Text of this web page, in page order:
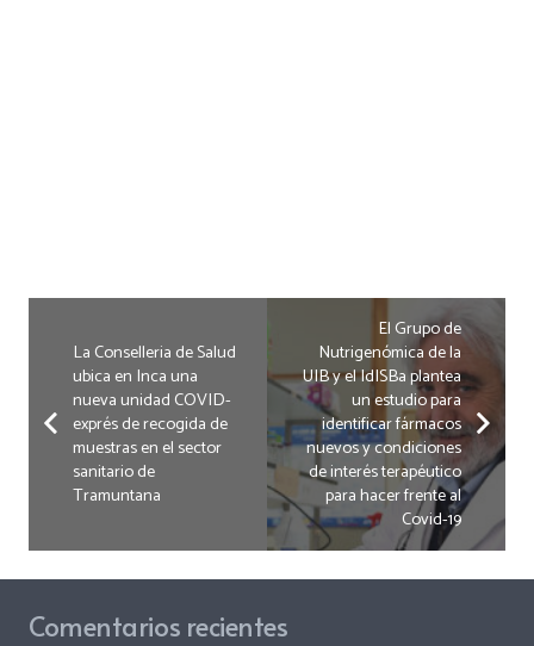
La Conselleria de Salud
ubica en Inca una
nueva unidad COVID-
exprés de recogida de
muestras en el sector
sanitario de
Tramuntana
El Grupo de
Nutrigenómica de la
UIB y el IdISBa plantea
un estudio para
identificar fármacos
nuevos y condiciones
de interés terapéutico
para hacer frente al
Covid-19
Comentarios recientes